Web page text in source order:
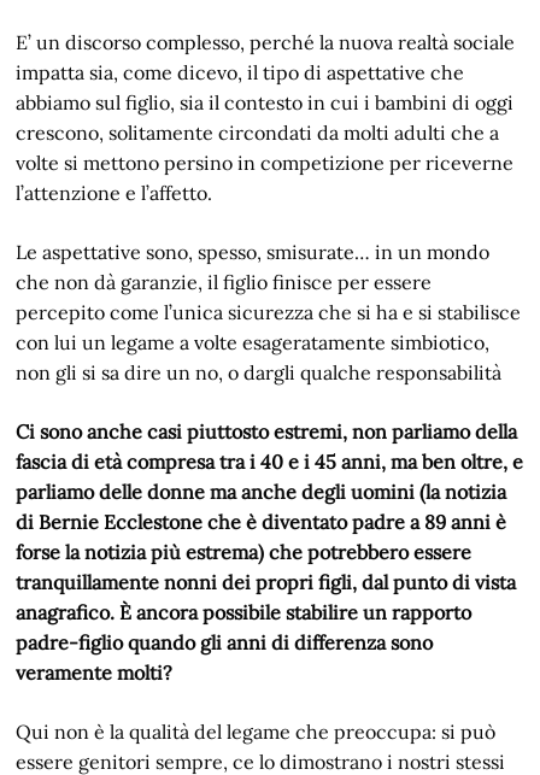
E’ un discorso complesso, perché la nuova realtà sociale
impatta sia, come dicevo, il tipo di aspettative che
abbiamo sul figlio, sia il contesto in cui i bambini di oggi
crescono, solitamente circondati da molti adulti che a
volte si mettono persino in competizione per riceverne
l’attenzione e l’affetto.
Le aspettative sono, spesso, smisurate… in un mondo
che non dà garanzie, il figlio finisce per essere
percepito come l’unica sicurezza che si ha e si stabilisce
con lui un legame a volte esageratamente simbiotico,
non gli si sa dire un no, o dargli qualche responsabilità
Ci sono anche casi piuttosto estremi, non parliamo della
fascia di età compresa tra i 40 e i 45 anni, ma ben oltre, e
parliamo delle donne ma anche degli uomini (la notizia
di Bernie Ecclestone che è diventato padre a 89 anni è
forse la notizia più estrema) che potrebbero essere
tranquillamente nonni dei propri figli, dal punto di vista
anagrafico. È ancora possibile stabilire un rapporto
padre-figlio quando gli anni di differenza sono
veramente molti?
Qui non è la qualità del legame che preoccupa: si può
essere genitori sempre, ce lo dimostrano i nostri stessi